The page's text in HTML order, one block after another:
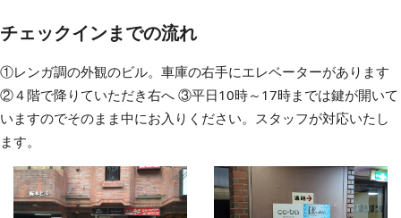
チェックインまでの流れ
①レンガ調の外観のビル。車庫の右手にエレベーターがあります
②４階で降りていただき右へ ③平日10時～17時までは鍵が開いて
いますのでそのまま中にお入りください。スタッフが対応いたし
ます。